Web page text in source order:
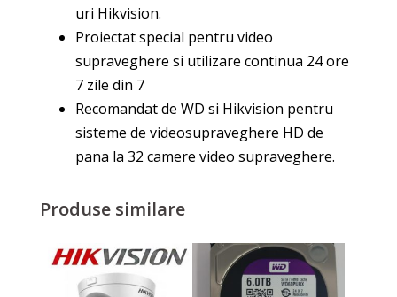
uri Hikvision.
Proiectat special pentru video
supraveghere si utilizare continua 24 ore
7 zile din 7
Recomandat de WD si Hikvision pentru
sisteme de videosupraveghere HD de
pana la 32 camere video supraveghere.
Produse similare